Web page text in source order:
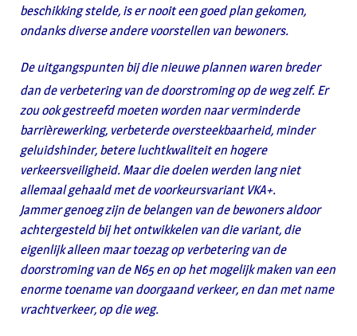
beschikking stelde, is er nooit een goed plan gekomen,
ondanks diverse andere voorstellen van bewoners.
De uitgangspunten bij die nieuwe plannen waren breder
dan de verbetering van de doorstroming op de weg zelf. Er
zou ook gestreefd moeten worden naar verminderde
barrièrewerking, verbeterde oversteekbaarheid, minder
geluidshinder, betere luchtkwaliteit en hogere
verkeersveiligheid. Maar die doelen werden lang niet
allemaal gehaald met de voorkeursvariant VKA+.
Jammer genoeg zijn de belangen van de bewoners aldoor
achtergesteld bij het ontwikkelen van die variant, die
eigenlijk alleen maar toezag op verbetering van de
doorstroming van de N65 en op het mogelijk maken van een
enorme toename van doorgaand verkeer, en dan met name
vrachtverkeer, op die weg.